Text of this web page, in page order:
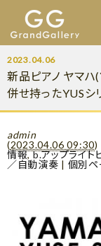
2023.04.06
新品ピアノ ヤマ
併せ持ったYUSシ
admin
(2023.04.06 09:30)
情報,b.アップライト
／自動演奏 | 個別ペ